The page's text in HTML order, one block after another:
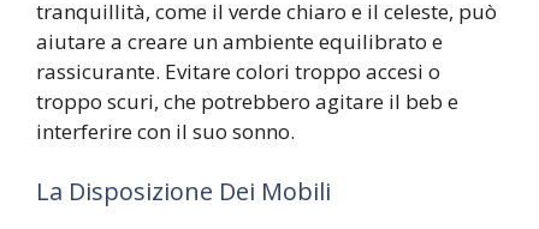
tranquillità, come il verde chiaro e il celeste, può
aiutare a creare un ambiente equilibrato e
rassicurante. Evitare colori troppo accesi o
troppo scuri, che potrebbero agitare il beb e
interferire con il suo sonno.
La Disposizione Dei Mobili